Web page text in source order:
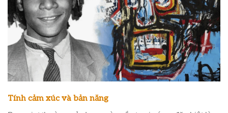
Tính cảm xúc và bản năng